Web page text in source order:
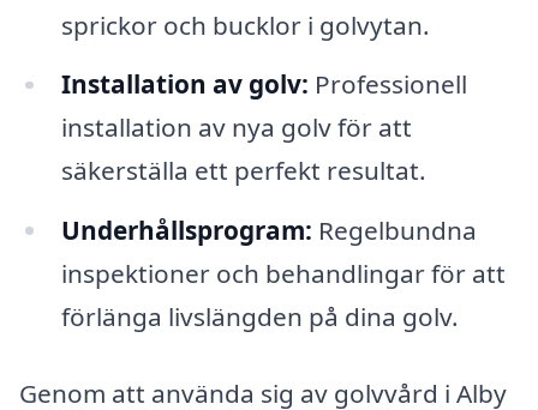
sprickor och bucklor i golvytan.
Installation av golv: Professionell
installation av nya golv för att
säkerställa ett perfekt resultat.
Underhållsprogram: Regelbundna
inspektioner och behandlingar för att
förlänga livslängden på dina golv.
Genom att använda sig av golvvård i Alby